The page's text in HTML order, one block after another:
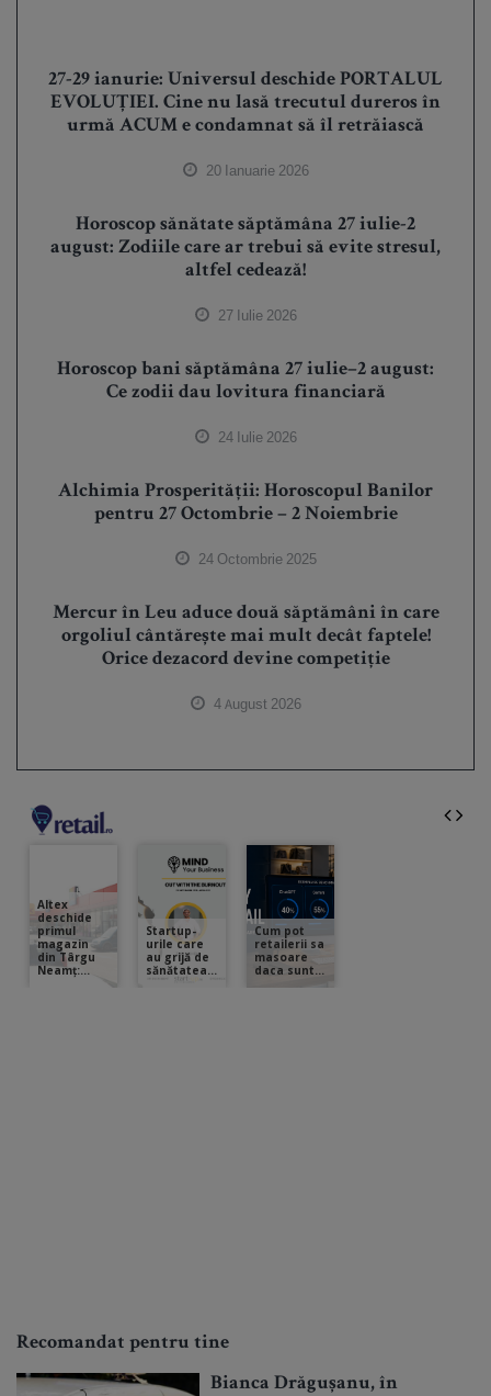
27-29 ianurie: Universul deschide PORTALUL
EVOLUȚIEI. Cine nu lasă trecutul dureros în
urmă ACUM e condamnat să îl retrăiască
20 Ianuarie 2026
Horoscop sănătate săptămâna 27 iulie-2
august: Zodiile care ar trebui să evite stresul,
altfel cedează!
27 Iulie 2026
Horoscop bani săptămâna 27 iulie–2 august:
Ce zodii dau lovitura financiară
24 Iulie 2026
Alchimia Prosperității: Horoscopul Banilor
pentru 27 Octombrie – 2 Noiembrie
24 Octombrie 2025
Mercur în Leu aduce două săptămâni în care
orgoliul cântărește mai mult decât faptele!
Orice dezacord devine competiție
4 August 2026
Recomandat pentru tine
Bianca Drăgușanu, în